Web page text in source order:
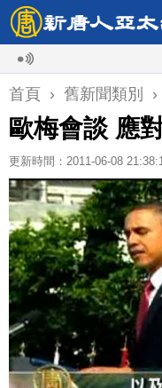
首頁 › 舊新聞類別 ›
歐梅會談 應
更新時間：2011-06-08